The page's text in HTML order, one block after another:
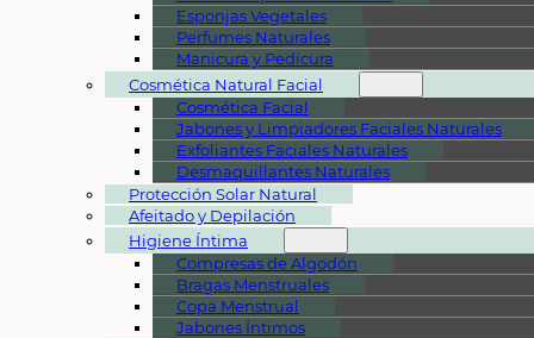
Esponjas Vegetales
Perfumes Naturales
Manicura y Pedicura
Cosmética Natural Facial
Cosmética Facial
Jabones y Limpiadores Faciales Naturales
Exfoliantes Faciales Naturales
Desmaquillantes Naturales
Protección Solar Natural
Afeitado y Depilación
Higiene Íntima
Compresas de Algodón
Bragas Menstruales
Copa Menstrual
Jabones Íntimos